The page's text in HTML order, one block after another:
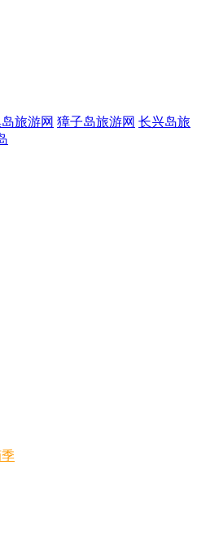
旅游网 獐子岛旅游网 长兴岛旅